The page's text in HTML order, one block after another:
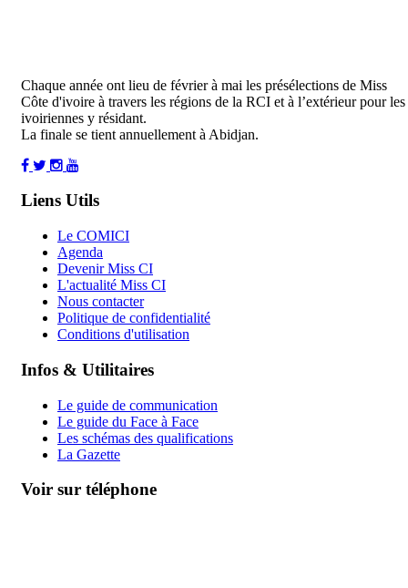
Chaque année ont lieu de février à mai les présélections de Miss
Côte d'ivoire à travers les régions de la RCI et à l’extérieur pour les
ivoiriennes y résidant.
La finale se tient annuellement à Abidjan.
Liens Utils
Le COMICI
Agenda
Devenir Miss CI
L'actualité Miss CI
Nous contacter
Politique de confidentialité
Conditions d'utilisation
Infos & Utilitaires
Le guide de communication
Le guide du Face à Face
Les schémas des qualifications
La Gazette
Voir sur téléphone